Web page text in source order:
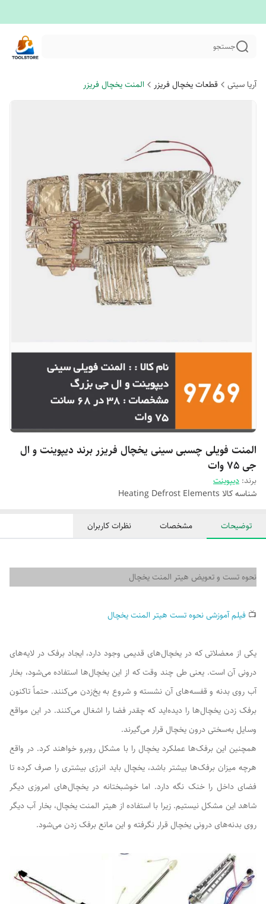
جستجو
آریا سیتی قطعات یخچال فریزر المنت یخچال فریزر
المنت فویلی چسبی سینی یخچال فریزر برند دیپوینت و ال
جی 75 وات
برند: دیپوینت
شناسه کالا Heating Defrost Elements
توضیحات مشخصات نظرات کاربران
نحوه تست و تعویض هیتر المنت یخچال
📺 فیلم آموزشی نحوه تست هیتر المنت یخچال
یکی از معضلاتی که در یخچال‌های قدیمی وجود دارد، ایجاد برفک در لایه‌های
درونی آن است. یعنی طی چند وقت که از این یخچال‌ها استفاده می‌شود، بخار
آب روی بدنه و قفسه‌های آن نشسته و شروع به یخ‌زدن می‌کنند. حتماً تاکنون
برفک زدن یخچال‌ها را دیده‌اید که چقدر فضا را اشغال می‌کنند. در این مواقع
وسایل به‌سختی درون یخچال قرار می‌گیرند.
همچنین این برفک‌ها عملکرد یخچال را با مشکل روبرو خواهند کرد. در واقع
هرچه میزان برفک‌ها بیشتر باشد، یخچال باید انرژی بیشتری را صرف کرده تا
فضای داخل را خنک نگه دارد. اما خوشبختانه در یخچال‌های امروزی دیگر
شاهد این مشکل نیستیم. زیرا با استفاده از هیتر المنت یخچال، بخار آب دیگر
روی بدنه‌های درونی یخچال قرار نگرفته و این مانع برفک زدن می‌شود.